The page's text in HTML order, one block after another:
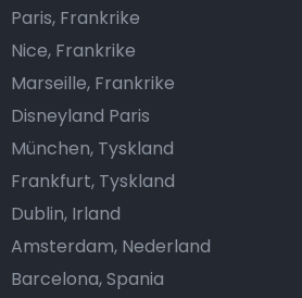
Paris, Frankrike
Nice, Frankrike
Marseille, Frankrike
Disneyland Paris
München, Tyskland
Frankfurt, Tyskland
Dublin, Irland
Amsterdam, Nederland
Barcelona, Spania